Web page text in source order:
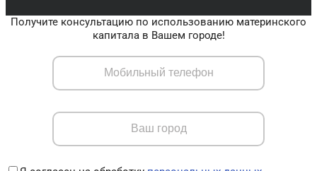
Получите консультацию по использованию материнского
капитала в Вашем городе!